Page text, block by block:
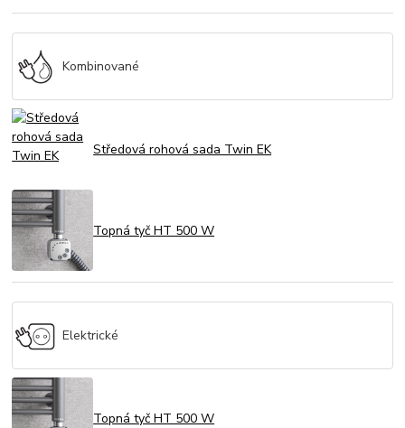
Kombinované
Středová rohová sada Twin EK
Topná tyč HT 500 W
Elektrické
Topná tyč HT 500 W